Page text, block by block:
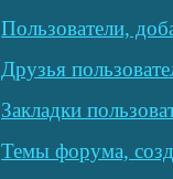
Пользователи,
Друзья
Закладки
Темы форума,